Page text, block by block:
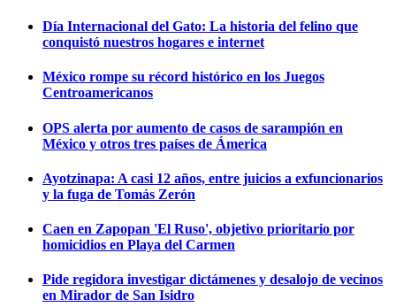
Día Internacional del Gato: La historia del felino que
conquistó nuestros hogares e internet
México rompe su récord histórico en los Juegos
Centroamericanos
OPS alerta por aumento de casos de sarampión en
México y otros tres países de Ámerica
Ayotzinapa: A casi 12 años, entre juicios a exfuncionarios
y la fuga de Tomás Zerón
Caen en Zapopan 'El Ruso', objetivo prioritario por
homicidios en Playa del Carmen
Pide regidora investigar dictámenes y desalojo de vecinos
en Mirador de San Isidro